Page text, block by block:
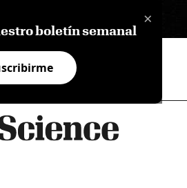
×
boletín semanal